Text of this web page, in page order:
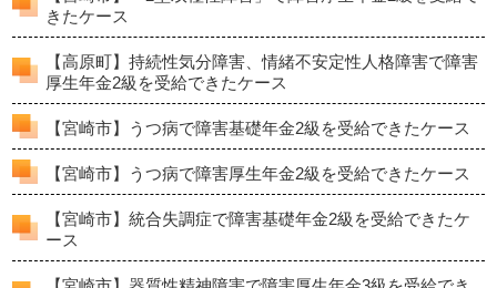
きたケース
【高原町】持続性気分障害、情緒不安定性人格障害で障害
厚生年金2級を受給できたケース
【宮崎市】うつ病で障害基礎年金2級を受給できたケース
【宮崎市】うつ病で障害厚生年金2級を受給できたケース
【宮崎市】統合失調症で障害基礎年金2級を受給できたケ
ース